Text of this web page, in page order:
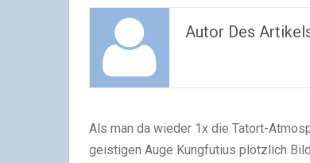
Autor Des
Als man da wieder 1x die Tatort-
geistigen Auge Kungfutius plötzlich